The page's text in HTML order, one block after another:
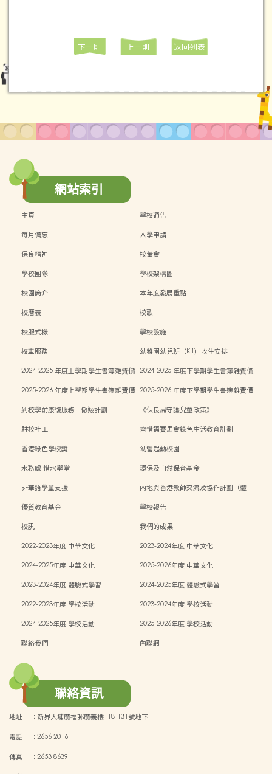
下一則 上一則 返回列表
網站索引
主頁
學校通告
每月備忘
入學申請
保良精神
校董會
學校團隊
學校架構圖
校園簡介
本年度發展重點
校曆表
校歌
校服式樣
學校設施
校車服務
幼稚園幼兒班（K1）收生安排
2024-2025 年度上學期學生書簿雜費價 2024-2025 年度下學期學生書簿雜費價
2025-2026 年度上學期學生書簿雜費價 2025-2026 年度下學期學生書簿雜費價
到校學前康復服務 - 傲翔計劃
《保良局守護兒童政策》
駐校社工
齊惜福賽馬會綠色生活教育計劃
香港綠色學校獎
幼營起動校園
水務處 惜水學堂
環保及自然保育基金
非華語學童支援
內地與香港教師交流及協作計劃（體
優質教育基金
學校報告
校訊
我們的成果
2022-2023年度 中華文化
2023-2024年度 中華文化
2024-2025年度 中華文化
2025-2026年度 中華文化
2023-2024年度 體驗式學習
2024-2025年度 體驗式學習
2022-2023年度 學校活動
2023-2024年度 學校活動
2024-2025年度 學校活動
2025-2026年度 學校活動
聯絡我們
內聯網
聯絡資訊
地址 :新界大埔廣福邨廣義樓118-131號地下
電話 :2656 2016
傳真 :2653 8639